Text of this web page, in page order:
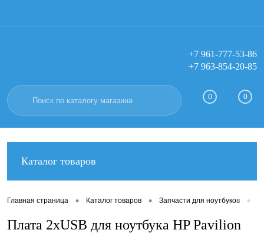
Вход Регистрация
+7 961-777-53-86
+7 963-854-20-85
0 0
Каталог товаров
Главная страница • Каталог товаров • Запчасти для ноутбуков •
Плата 2xUSB для ноутбука HP Pavilion